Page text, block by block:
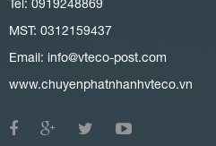
Tel: 0919248869
MST: 0312159437
Email: info@vteco-post.com
www.chuyenphatnhanhvteco.vn